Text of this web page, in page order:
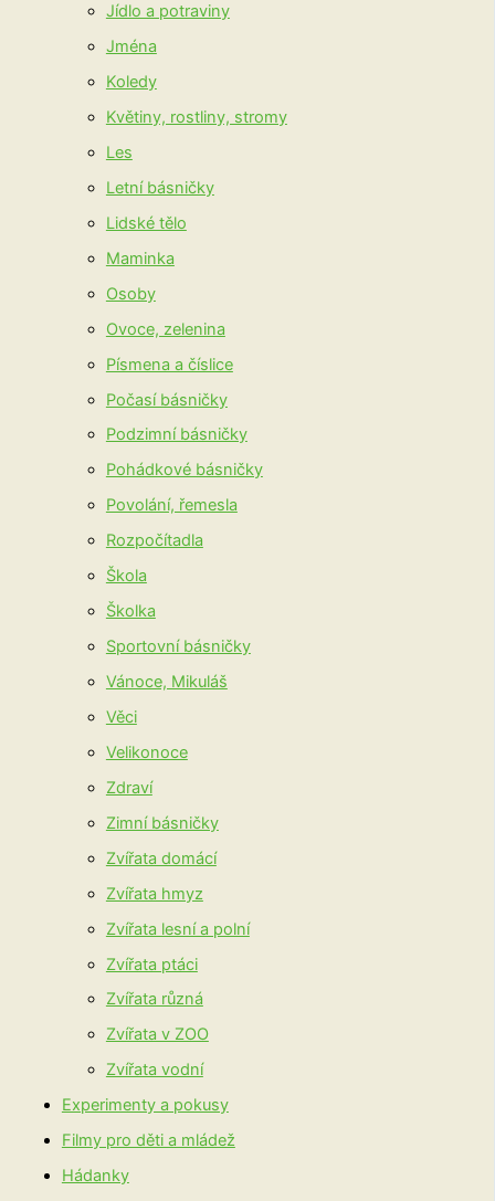
Jídlo a potraviny
Jména
Koledy
Květiny, rostliny, stromy
Les
Letní básničky
Lidské tělo
Maminka
Osoby
Ovoce, zelenina
Písmena a číslice
Počasí básničky
Podzimní básničky
Pohádkové básničky
Povolání, řemesla
Rozpočítadla
Škola
Školka
Sportovní básničky
Vánoce, Mikuláš
Věci
Velikonoce
Zdraví
Zimní básničky
Zvířata domácí
Zvířata hmyz
Zvířata lesní a polní
Zvířata ptáci
Zvířata různá
Zvířata v ZOO
Zvířata vodní
Experimenty a pokusy
Filmy pro děti a mládež
Hádanky